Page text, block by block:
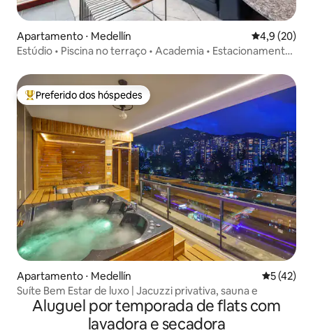
Apartamento ⋅ Medellín 4,9 de uma
4,9 (20)
Estúdio • Piscina no terraço • Academia • Estacionamento
Entre os melhores preferidos dos hóspedes
Preferido dos hóspedes
Apartamento ⋅ Medellín 5 de uma
5 (42)
Suíte Bem Estar de luxo | Jacuzzi privativa, sauna e
Aluguel por temporada de flats com
lavadora e secadora